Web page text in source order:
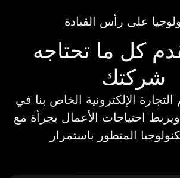
على رأس القيادة
كل ما تحتاجه
شركتك
الإلكترونية الخاص بنا في
ويربط احتياجات الأعمال بجرأة مع
المتطور باستمرار